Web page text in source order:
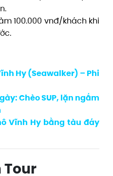
100.000 vnđ/khách khi
Hy (Seawalker) – Phi
Chèo SUP, lặn ngắm
Vĩnh Hy bằng tàu đáy